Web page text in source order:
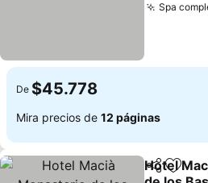
Spa
De $45.778
Mira precios de 12 páginas
Compartir
Hotel